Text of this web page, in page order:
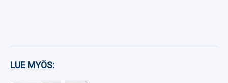
LUE MYÖS: